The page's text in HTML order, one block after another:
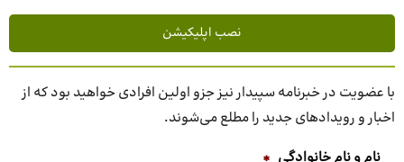
نصب اپلیکیشن
با عضویت در خبرنامه سپیدار نیز جزو اولین افرادی خواهید بود که از
اخبار و رویدادهای جدید را مطلع می‌شوند.